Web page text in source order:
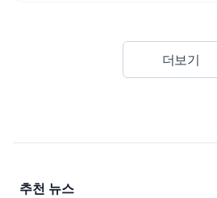
더보기
추천 뉴스